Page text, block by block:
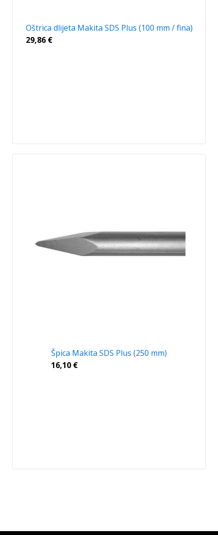
Oštrica dlijeta Makita SDS Plus (100 mm / fina)
29,86 €
Špica Makita SDS Plus (250 mm)
16,10 €